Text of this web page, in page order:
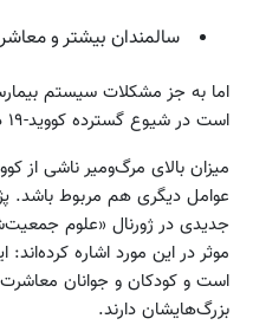
سالمندان بیشتر و
اما به جز مشکلات سیستم
است در شیوع گسترده کووید-۱۹ در ایتالیا دخیل باشد.
عوامل دیگری هم مربوط باشد.
جدیدی در ژورنال «علوم
موثر در این مورد اشاره
است و کودکان و جوانان معاشرت
بزرگ‌هایشان دارند.